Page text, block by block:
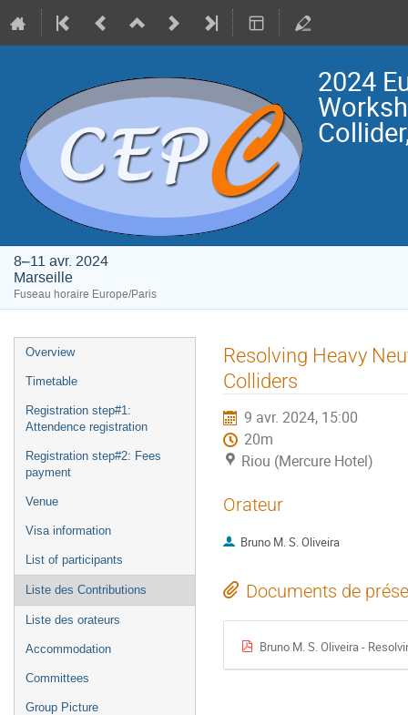
2024
8–11 avr. 2024
Marseille
Fuseau horaire Europe/Paris
Menu
de
Overview
Timetable
Registration step#1:
Attendence registration
Registration step#2: Fees
payment
Venue
Visa information
List of participants
Liste des Contributions
Liste des orateurs
Accommodation
Committees
Group Picture
Resolving Heavy
Colliders
9 avr. 2024, 15:00
20m
Riou (Mercure Hotel)
Orateur
Bruno M. S. Oliveira
Documents de
Bruno M. S. Oliveira -